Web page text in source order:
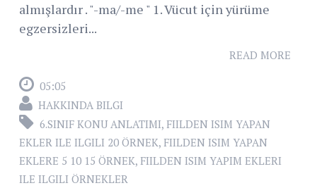
almışlardır . "-ma/-me " 1. Vücut için yürüme
egzersizleri...
READ MORE
05:05
HAKKINDA BILGI
6.SINIF KONU ANLATIMI, FIILDEN ISIM YAPAN
EKLER ILE ILGILI 20 ÖRNEK, FIILDEN ISIM YAPAN
EKLERE 5 10 15 ÖRNEK, FIILDEN ISIM YAPIM EKLERI
ILE ILGILI ÖRNEKLER